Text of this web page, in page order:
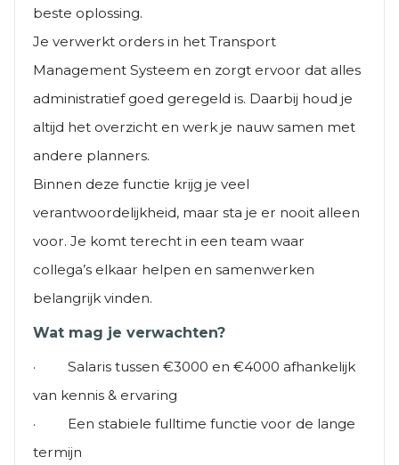
beste oplossing.
Je verwerkt orders in het Transport
Management Systeem en zorgt ervoor dat alles
administratief goed geregeld is. Daarbij houd je
altijd het overzicht en werk je nauw samen met
andere planners.
Binnen deze functie krijg je veel
verantwoordelijkheid, maar sta je er nooit alleen
voor. Je komt terecht in een team waar
collega’s elkaar helpen en samenwerken
belangrijk vinden.
Wat mag je verwachten?
· Salaris tussen €3000 en €4000 afhankelijk
van kennis & ervaring
· Een stabiele fulltime functie voor de lange
termijn
Ontvang vacatures direct
in je mailbox